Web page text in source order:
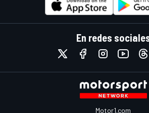
En redes
Motor1.com